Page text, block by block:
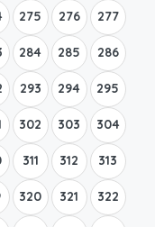
275 276 277
284 285 286
293 294 295
302 303 304
311 312 313
320 321 322